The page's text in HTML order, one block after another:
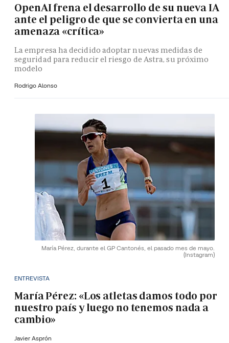
OpenAI frena el desarrollo de su nueva IA
ante el peligro de que se convierta en una
amenaza «crítica»
La empresa ha decidido adoptar nuevas medidas de
seguridad para reducir el riesgo de Astra, su próximo
modelo
Rodrigo Alonso
María Pérez, durante el GP Cantonés, el pasado mes de mayo.
(Instagram)
ENTREVISTA
María Pérez: «Los atletas damos todo por
nuestro país y luego no tenemos nada a
cambio»
Javier Asprón